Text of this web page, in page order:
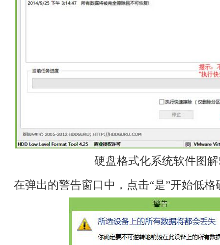
硬盘格式化系统软件图
在弹出的警告窗口中，点击“是”开始低格